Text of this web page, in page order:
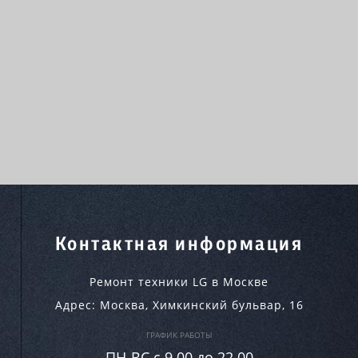
Контактная информация
Ремонт техники LG в Москве
Адрес: Москва, Химкинский бульвар, 16
ГРАФИК РАБОТЫ